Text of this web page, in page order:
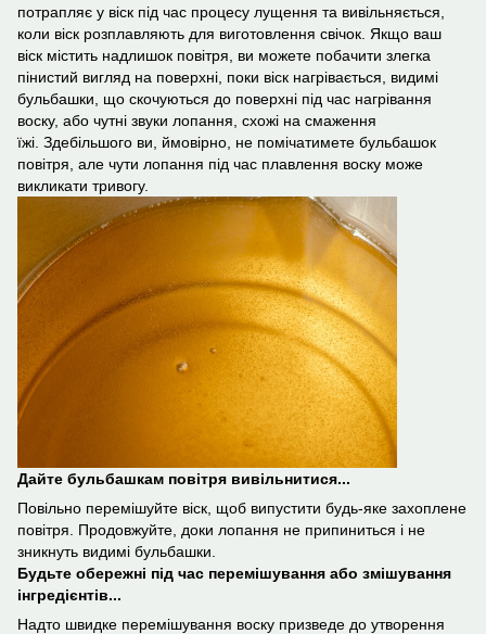
потрапляє у віск під час процесу лущення та вивільняється,
коли віск розплавляють для виготовлення свічок. Якщо ваш
віск містить надлишок повітря, ви можете побачити злегка
пінистий вигляд на поверхні, поки віск нагрівається, видимі
бульбашки, що скочуються до поверхні під час нагрівання
воску, або чутні звуки лопання, схожі на смаження
їжі. Здебільшого ви, ймовірно, не помічатимете бульбашок
повітря, але чути лопання під час плавлення воску може
викликати тривогу.
Дайте бульбашкам повітря вивільнитися...
Повільно перемішуйте віск, щоб випустити будь-яке захоплене
повітря. Продовжуйте, доки лопання не припиниться і не
зникнуть видимі бульбашки.
Будьте обережні під час перемішування або змішування
інгредієнтів...
Надто швидке перемішування воску призведе до утворення